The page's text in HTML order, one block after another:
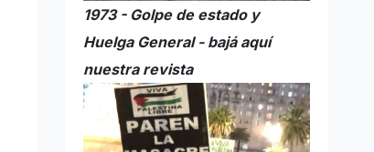
1973 - Golpe de estado y
Huelga General - bajá aquí
nuestra revista